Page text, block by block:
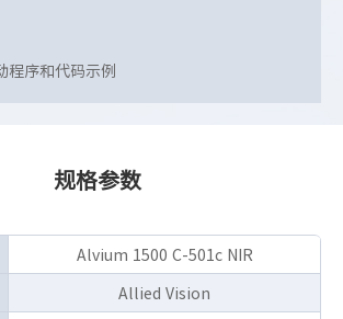
程序和代码示例
规格参数
Alvium 1500 C-501c NIR
Allied Vision